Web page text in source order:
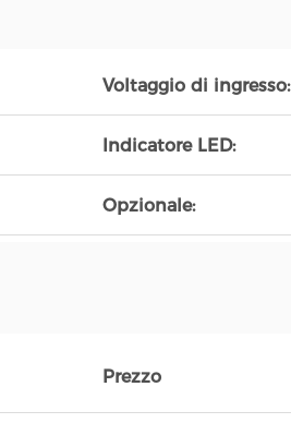
Voltaggio di ingresso:
Indicatore LED:
Opzionale:
Prezzo